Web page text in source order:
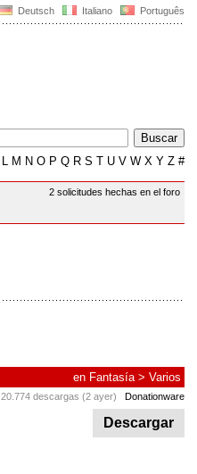
Deutsch Italiano Português
L M N O P Q R S T U V W X Y Z #
2 solicitudes hechas en el foro
en Fantasía> Varios
20.774 descargas (2 ayer) Donationware
Descargar